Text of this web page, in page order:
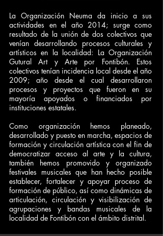
La Organización Neuma da inicio a sus
actividades en el año 2014; surge como
resultado de la unión de dos colectivos que
venían desarrollando procesos culturales y
artísticos en la localidad: La Organización
Gutural Art y Arte por Fontibón. Estos
colectivos tenían incidencia local desde el año
2009; año desde el cual desarrollaron
procesos y proyectos que fueron en su
mayoría apoyados o financiados por
instituciones estatales.
Como organización hemos planeado,
desarrollado y puesto en marcha, espacios de
formación y circulación artística con el fin de
democratizar acceso al arte y la cultura,
también hemos promovido y organizado
festivales musicales que han hecho posible
establecer, fortalecer y apoyar proceso de
formación de público, así como dinámicas de
articulación, circulación y visibilización de
agrupaciones y bandas musicales de la
localidad de Fontibón con el ámbito distrital.